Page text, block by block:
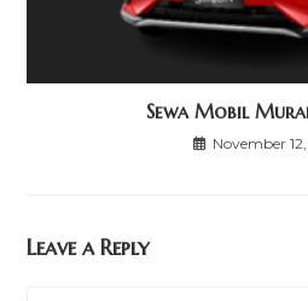
Sewa Mobil
November
Leave a Reply